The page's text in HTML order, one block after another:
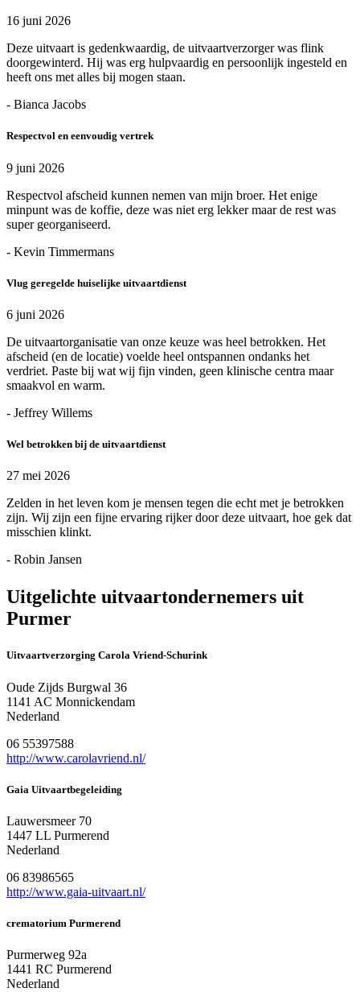
16 juni 2026
Deze uitvaart is gedenkwaardig, de uitvaartverzorger was flink
doorgewinterd. Hij was erg hulpvaardig en persoonlijk ingesteld en
heeft ons met alles bij mogen staan.
- Bianca Jacobs
Respectvol en eenvoudig vertrek
9 juni 2026
Respectvol afscheid kunnen nemen van mijn broer. Het enige
minpunt was de koffie, deze was niet erg lekker maar de rest was
super georganiseerd.
- Kevin Timmermans
Vlug geregelde huiselijke uitvaartdienst
6 juni 2026
De uitvaartorganisatie van onze keuze was heel betrokken. Het
afscheid (en de locatie) voelde heel ontspannen ondanks het
verdriet. Paste bij wat wij fijn vinden, geen klinische centra maar
smaakvol en warm.
- Jeffrey Willems
Wel betrokken bij de uitvaartdienst
27 mei 2026
Zelden in het leven kom je mensen tegen die echt met je betrokken
zijn. Wij zijn een fijne ervaring rijker door deze uitvaart, hoe gek dat
misschien klinkt.
- Robin Jansen
Uitgelichte uitvaartondernemers uit
Purmer
Uitvaartverzorging Carola Vriend-Schurink
Oude Zijds Burgwal 36
1141 AC Monnickendam
Nederland
06 55397588
http://www.carolavriend.nl/
Gaia Uitvaartbegeleiding
Lauwersmeer 70
1447 LL Purmerend
Nederland
06 83986565
http://www.gaia-uitvaart.nl/
crematorium Purmerend
Purmerweg 92a
1441 RC Purmerend
Nederland